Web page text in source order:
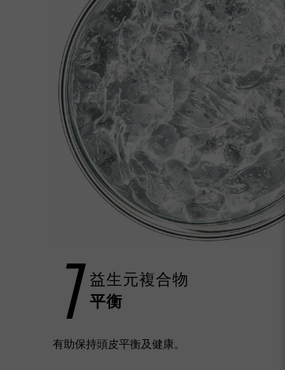
1 益生元複合物
平衡
有助保持頭皮平衡及健康。